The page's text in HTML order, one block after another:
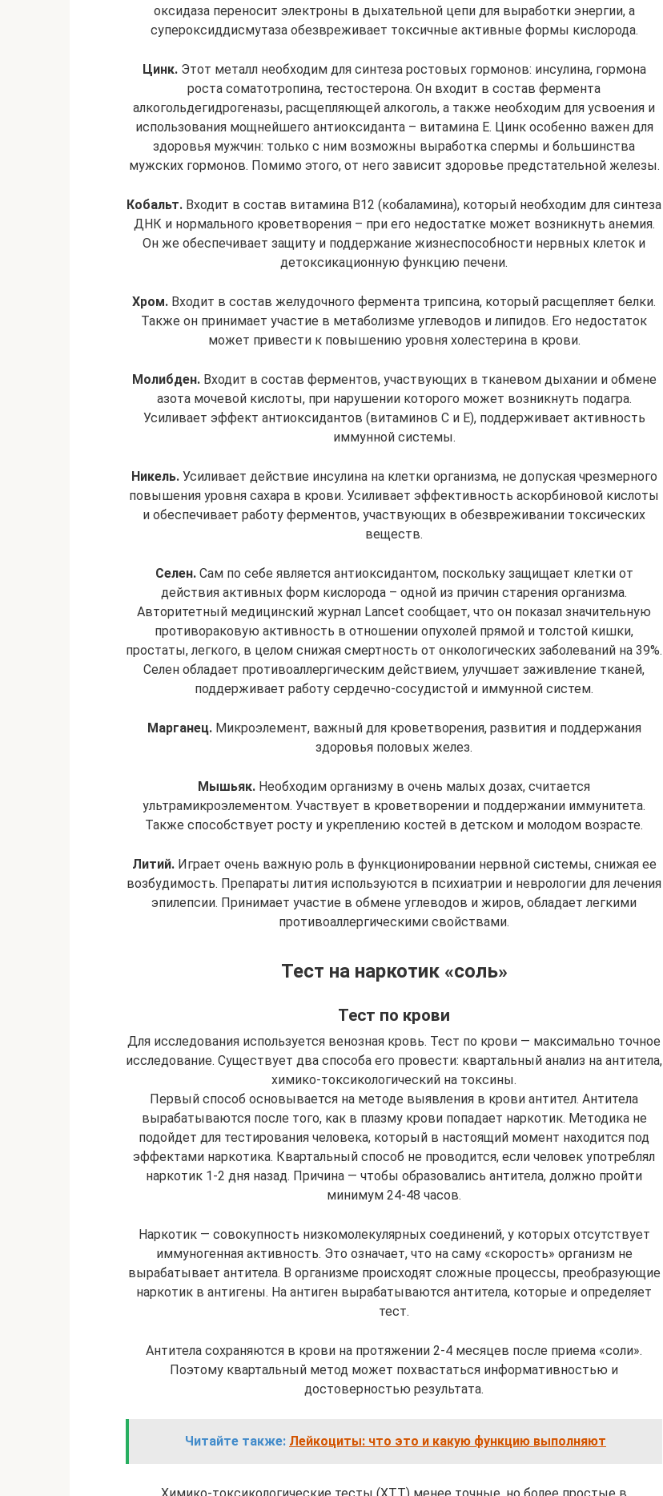
оксидаза переносит электроны в дыхательной цепи для выработки энергии, а
супероксиддисмутаза обезвреживает токсичные активные формы кислорода.
Цинк.Этот металл необходим для синтеза ростовых гормонов: инсулина, гормона
роста соматотропина, тестостерона. Он входит в состав фермента
алкогольдегидрогеназы, расщепляющей алкоголь, а также необходим для усвоения и
использования мощнейшего антиоксиданта – витамина Е. Цинк особенно важен для
здоровья мужчин: только с ним возможны выработка спермы и большинства
мужских гормонов. Помимо этого, от него зависит здоровье предстательной железы.
Кобальт. Входит в состав витамина В12 (кобаламина), который необходим для синтеза
ДНК и нормального кроветворения – при его недостатке может возникнуть анемия.
Он же обеспечивает защиту и поддержание жизнеспособности нервных клеток и
детоксикационную функцию печени.
Хром. Входит в состав желудочного фермента трипсина, который расщепляет белки.
Также он принимает участие в метаболизме углеводов и липидов. Его недостаток
может привести к повышению уровня холестерина в крови.
Молибден.Входит в состав ферментов, участвующих в тканевом дыхании и обмене
азота мочевой кислоты, при нарушении которого может возникнуть подагра.
Усиливает эффект антиоксидантов (витаминов С и Е), поддерживает активность
иммунной системы.
Никель.Усиливает действие инсулина на клетки организма, не допуская чрезмерного
повышения уровня сахара в крови. Усиливает эффективность аскорбиновой кислоты
и обеспечивает работу ферментов, участвующих в обезвреживании токсических
веществ.
Селен.Сам по себе является антиоксидантом, поскольку защищает клетки от
действия активных форм кислорода – одной из причин старения организма.
Авторитетный медицинский журнал Lancet сообщает, что он показал значительную
противораковую активность в отношении опухолей прямой и толстой кишки,
простаты, легкого, в целом снижая смертность от онкологических заболеваний на 39%.
Селен обладает противоаллергическим действием, улучшает заживление тканей,
поддерживает работу сердечно-сосудистой и иммунной систем.
Марганец.Микроэлемент, важный для кроветворения, развития и поддержания
здоровья половых желез.
Мышьяк. Необходим организму в очень малых дозах, считается
ультрамикроэлементом. Участвует в кроветворении и поддержании иммунитета.
Также способствует росту и укреплению костей в детском и молодом возрасте.
Литий.Играет очень важную роль в функционировании нервной системы, снижая ее
возбудимость. Препараты лития используются в психиатрии и неврологии для лечения
эпилепсии. Принимает участие в обмене углеводов и жиров, обладает легкими
противоаллергическими свойствами.
Тест на наркотик «соль»
Тест по крови
Для исследования используется венозная кровь. Тест по крови — максимально точное
исследование. Существует два способа его провести: квартальный анализ на антитела,
химико-токсикологический на токсины.
Первый способ основывается на методе выявления в крови антител. Антитела
вырабатываются после того, как в плазму крови попадает наркотик. Методика не
подойдет для тестирования человека, который в настоящий момент находится под
эффектами наркотика. Квартальный способ не проводится, если человек употреблял
наркотик 1-2 дня назад. Причина — чтобы образовались антитела, должно пройти
минимум 24-48 часов.
Наркотик — совокупность низкомолекулярных соединений, у которых отсутствует
иммуногенная активность. Это означает, что на саму «скорость» организм не
вырабатывает антитела. В организме происходят сложные процессы, преобразующие
наркотик в антигены. На антиген вырабатываются антитела, которые и определяет
тест.
Антитела сохраняются в крови на протяжении 2-4 месяцев после приема «соли».
Поэтому квартальный метод может похвастаться информативностью и
достоверностью результата.
Читайте также: Лейкоциты: что это и какую функцию выполняют